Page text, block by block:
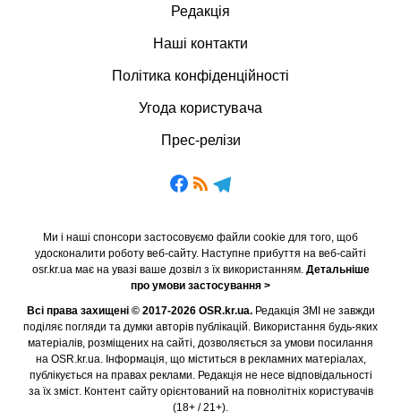
Редакція
Наші контакти
Політика конфіденційності
Угода користувача
Прес-релізи
Ми і наші спонсори застосовуємо файли cookie для того, щоб
удосконалити роботу веб-сайту. Наступне прибуття на веб-сайті
osr.kr.ua має на увазі ваше дозвіл з їх використанням. Детальніше
про умови застосування >
Всі права захищені © 2017-2026 OSR.kr.ua.Редакція ЗМІ не завжди
поділяє погляди та думки авторів публікацій. Використання будь-яких
матеріалів, розміщених на сайті, дозволяється за умови посилання
на OSR.kr.ua. Інформація, що міститься в рекламних матеріалах,
публікується на правах реклами. Редакція не несе відповідальності
за їх зміст. Контент сайту орієнтований на повнолітніх користувачів
(18+ / 21+).